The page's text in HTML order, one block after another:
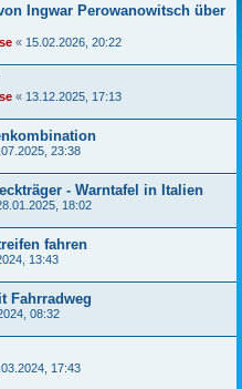
Ingwar Perowanowitsch über
« 15.02.2026, 20:22
« 13.12.2025, 17:13
23:38
- Warntafel in Italien
18:02
fahren
13:43
Fahrradweg
08:32
17:43